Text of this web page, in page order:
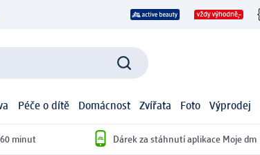
Péče o dítě Domácnost Zvířata Foto Výprodej
minut Dárek za stáhnutí aplikace Moje dm